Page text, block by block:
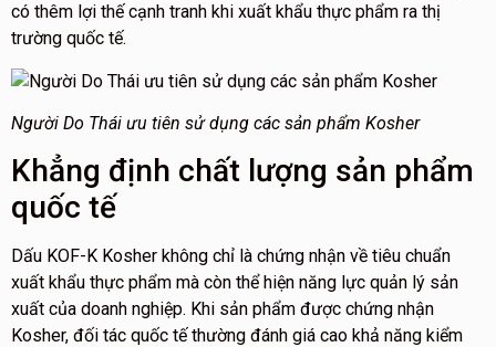
có thêm lợi thế cạnh tranh khi xuất khẩu thực phẩm ra thị
trường quốc tế.
Người Do Thái ưu tiên sử dụng các sản phẩm Kosher
Khẳng định chất lượng sản phẩm
quốc tế
Dấu KOF-K Kosher không chỉ là chứng nhận về tiêu chuẩn
xuất khẩu thực phẩm mà còn thể hiện năng lực quản lý sản
xuất của doanh nghiệp. Khi sản phẩm được chứng nhận
Kosher, đối tác quốc tế thường đánh giá cao khả năng kiểm